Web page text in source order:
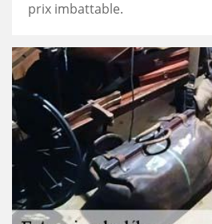
prix imbattable.